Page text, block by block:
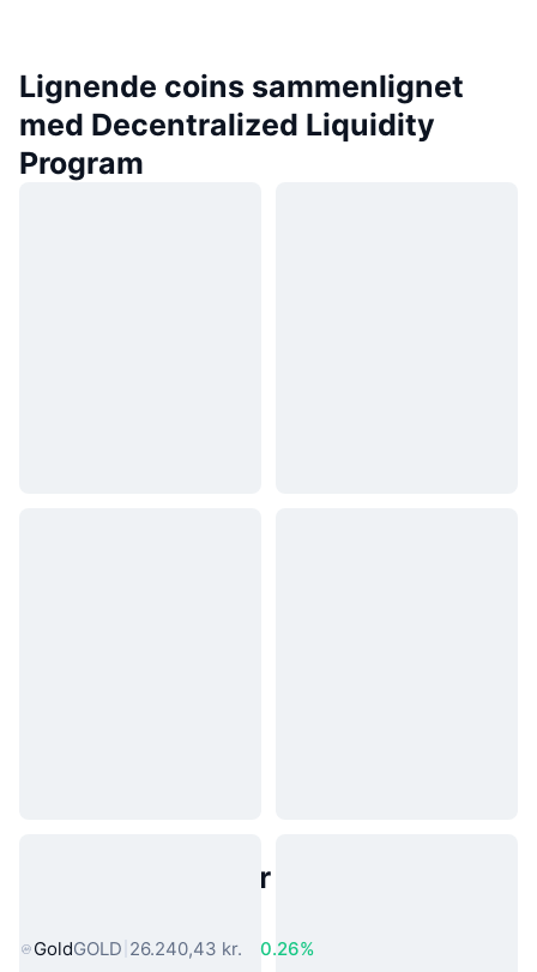
Lignende coins sammenlignet
med Decentralized Liquidity
Program
Populære aktiver fra den virkelige
GoldGOLD 26.240,43 kr.
0.26%